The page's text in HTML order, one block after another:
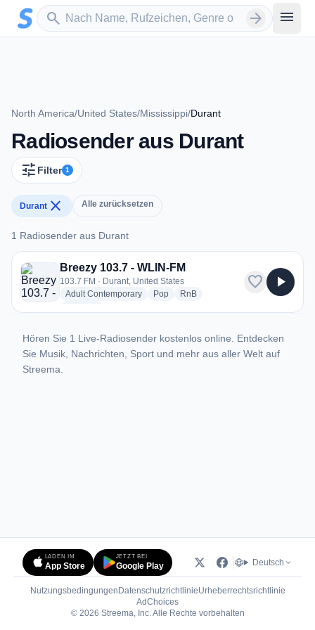
Zum Hauptinhalt springen
search
Sender suchen arrow_forward menu
North America/United States/Mississippi/Durant
Radiosender aus Durant
tune Filter 1
Durant close Alle zurücksetzen
1 Radiosender aus Durant
1 Radiosender aus Durant
Breezy 103.7 - WLIN-FM
103.7 FM · Durant, United States
Adult Contemporaryradio stations
Popradio stations
RnBradio stations
favorite play_arrow
Hören Sie 1 Live-Radiosender kostenlos online. Entdecken
Sie Musik, Nachrichten, Sport und mehr aus aller Welt auf
Streema.
LADEN IM
App Store
JETZT BEI
Google Play Deutsch
Nutzungsbedingungen DatenschutzrichtlinieUrheberrechtsrichtlinie
AdChoices(öffnet in neuem Tab)
© 2026 Streema, Inc. Alle Rechte vorbehalten